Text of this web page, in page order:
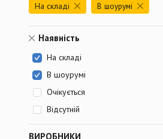
На складі В шоурумі
Наявність
На складі
В шоурумі
Очікується
Відсутній
ВИРОБНИКИ